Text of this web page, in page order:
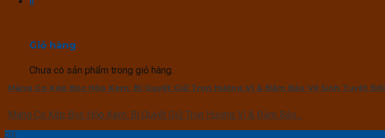
0
Giỏ hàng
Chưa có sản phẩm trong giỏ hàng.
Màng Co Kép Bọc Hộp Kem: Bí Quyết Giữ Trọn Hương Vị & Đảm Bảo Vệ Sinh Tuyệt Đối
Màng Co Kép Bọc Hộp Kem: Bí Quyết Giữ Trọn Hương Vị & Đảm Bảo...